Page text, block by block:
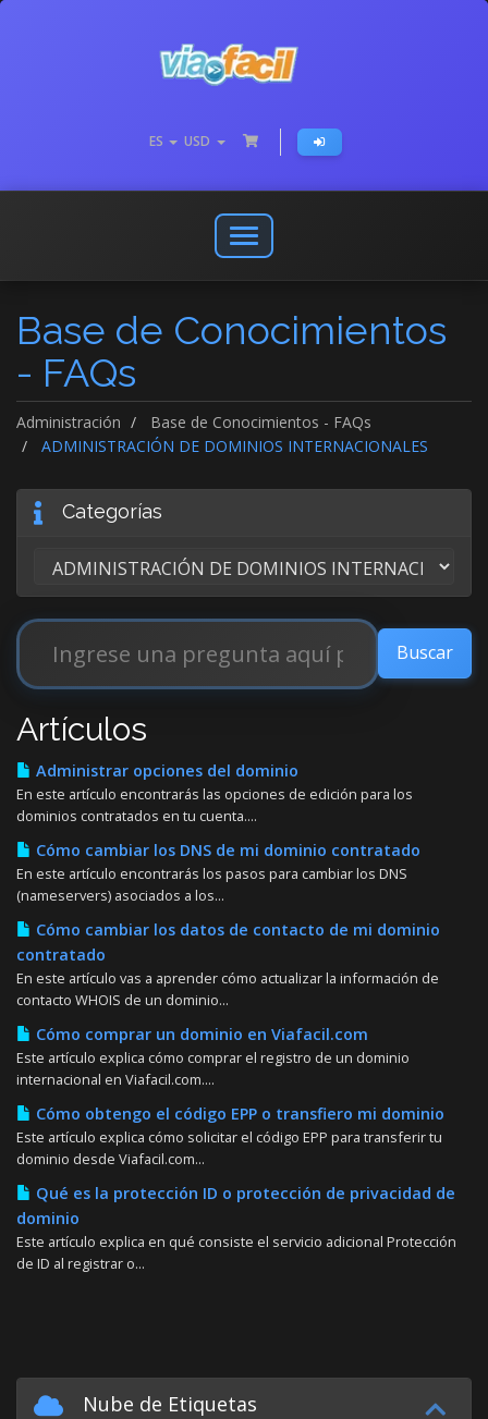
ES USD
Abrir
o
menú
de
Base de Conocimientos
- FAQs
Administración
Base de Conocimientos - FAQs
ADMINISTRACIÓN DE DOMINIOS INTERNACIONALES
Categorías
Artículos
Administrar opciones del dominio
En este artículo encontrarás las opciones de edición para los
dominios contratados en tu cuenta....
Cómo cambiar los DNS de mi dominio contratado
En este artículo encontrarás los pasos para cambiar los DNS
(nameservers) asociados a los...
Cómo cambiar los datos de contacto de mi dominio
contratado
En este artículo vas a aprender cómo actualizar la información de
contacto WHOIS de un dominio...
Cómo comprar un dominio en Viafacil.com
Este artículo explica cómo comprar el registro de un dominio
internacional en Viafacil.com....
Cómo obtengo el código EPP o transfiero mi dominio
Este artículo explica cómo solicitar el código EPP para transferir tu
dominio desde Viafacil.com...
Qué es la protección ID o protección de privacidad de
dominio
Este artículo explica en qué consiste el servicio adicional Protección
de ID al registrar o...
Nube de Etiquetas